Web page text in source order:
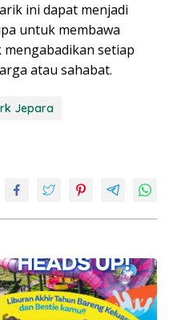
ini dapat menjadi
untuk membawa
setiap
atau sahabat.
Jepara